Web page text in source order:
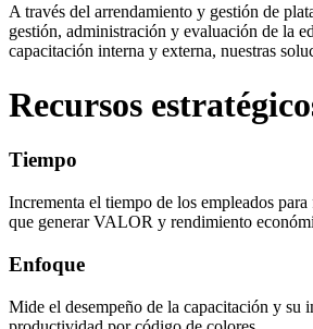
A través del arrendamiento y gestión de
gestión, administración y evaluación de la
capacitación interna y externa, nuestras
Recursos
Tiempo
Incrementa el tiempo de los empleados
que generar VALOR y rendimiento
Enfoque
Mide el desempeño de la capacitación y su